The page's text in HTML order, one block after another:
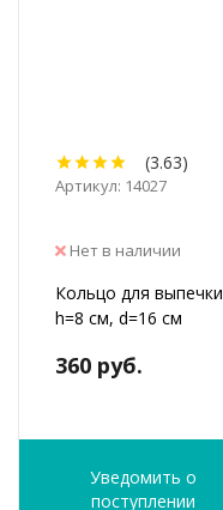
(3.63)
Артикул: 14027
Нет в наличии
Кольцо для выпечки
h=8 см, d=16 см
360 руб.
Уведомить о
поступлении